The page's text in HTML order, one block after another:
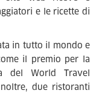
e le ricette di
in tutto il mondo e
il premio per la
del World Travel
due ristoranti